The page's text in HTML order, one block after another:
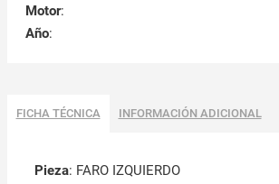
Motor:
Año:
FICHA TÉCNICA INFORMACIÓN ADICIONAL
Pieza: FARO IZQUIERDO